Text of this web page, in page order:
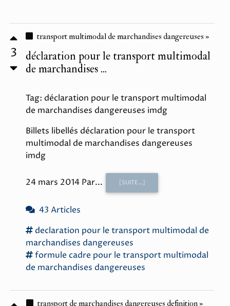
3
transport multimodal de marchandises dangereuses »
déclaration pour le transport multimodal
de marchandises ...
Tag: déclaration pour le transport multimodal
de marchandises dangereuses imdg
Billets libellés déclaration pour le transport
multimodal de marchandises dangereuses
imdg
24 mars 2014 Par... [SUITE...]
43 Articles
declaration pour letransport multimodal de
marchandises dangereuses
formule cadre pour letransport multimodal
de marchandises dangereuses
transport de marchandises dangereuses definition »